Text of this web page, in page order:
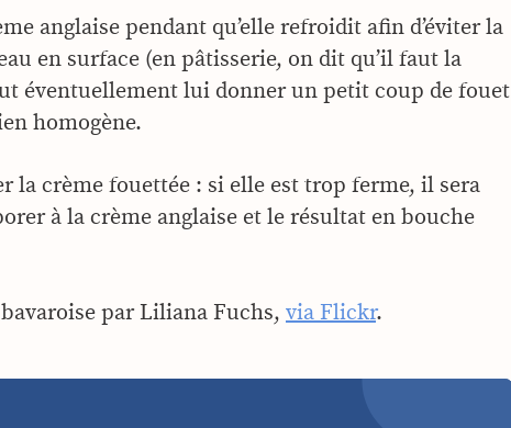
anglaise pendant qu’elle refroidit afin d’éviter la
en surface (en pâtisserie, on dit qu’il faut la
éventuellement lui donner un petit coup de fouet
homogène.
la crème fouettée : si elle est trop ferme, il sera
à la crème anglaise et le résultat en bouche
par Liliana Fuchs, via Flickr.